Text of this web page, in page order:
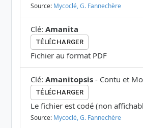
Source: Mycoclé, G. Fannechère
Clé: Amanita
TÉLÉCHARGER
Fichier au format PDF
Clé: Amanitopsis - Contu et
TÉLÉCHARGER
Le fichier est codé (non
Source: Mycoclé, G. Fannechère